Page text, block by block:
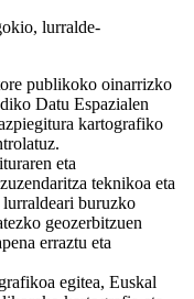
lurralde-
publikoko oinarrizko
Datu Espazialen
kartografiko
eta
teknikoa eta
buruzko
geozerbitzuen
erraztu eta
egitea, Euskal